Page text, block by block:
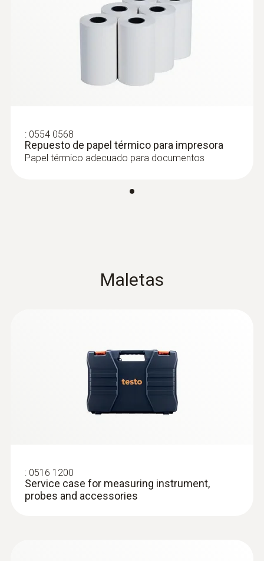
0602 0393
Sonda de superficie de rápida reacción
(TP tipo K)
Sonda plana de superficie de rápida
: 0554 0568
Repuesto de papel térmico para impresora
Papel térmico adecuado para documentos
Maletas
: 0516 1200
Service case for measuring instrument,
probes and accessories